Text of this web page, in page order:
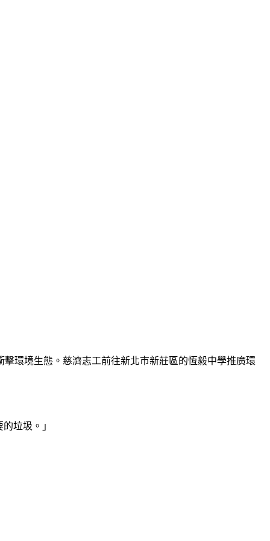
環境生態。慈濟志工前往新北市新莊區的恆毅中學推廣環
垃圾。」